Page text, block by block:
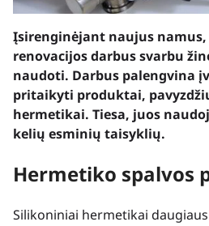
Įsirenginėjant naujus
renovacijos darbus svarbu
naudoti. Darbus palengvina
pritaikyti produktai,
hermetikai. Tiesa, juos
kelių esminių taisyklių.
Hermetiko spalvos
Silikoniniai hermetikai